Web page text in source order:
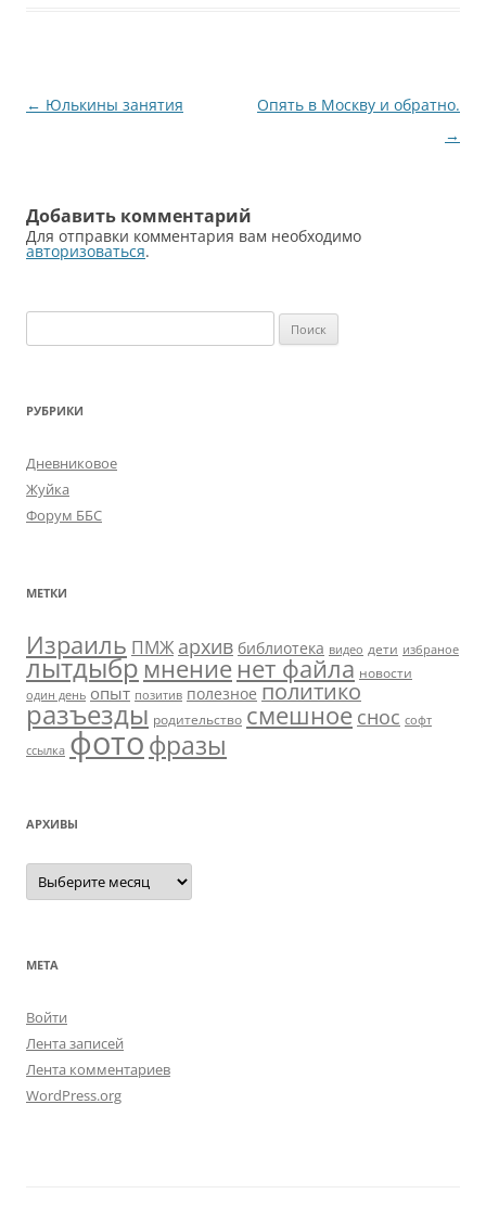
Навигация
← Юлькины занятия
Опять в Москву и обратно.
→
Добавить комментарий
Для отправки комментария вам необходимо
авторизоваться.
РУБРИКИ
Дневниковое
Жуйка
Форум ББС
МЕТКИ
Израиль ПМЖ архив библиотека видео дети избраное
лытдыбр мнение нет файла новости
один день опыт позитив полезное политико
разъезды родительство смешное снос софт
ссылка фотофразы
АРХИВЫ
Архивы
МЕТА
Войти
Лента записей
Лента комментариев
WordPress.org